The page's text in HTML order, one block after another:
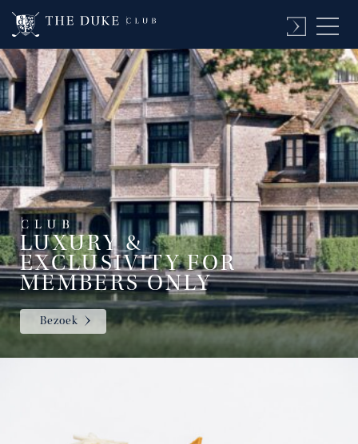
LUXURY &
EXCLUSIVITY FOR
MEMBERS ONLY
Bezoek